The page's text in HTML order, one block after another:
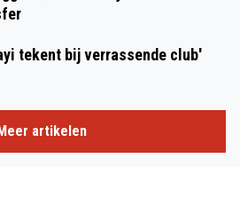
tekent bij verrassende club'
artikelen